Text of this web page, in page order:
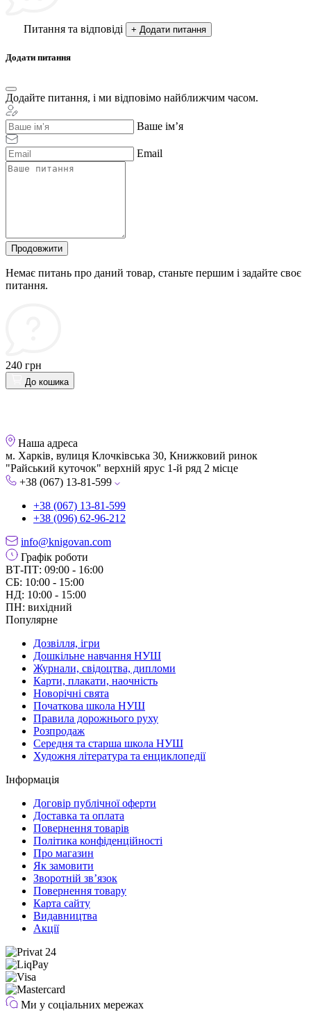
Питання та відповіді + Додати питання
Додати питання
Додайте питання, і ми відповімо найближчим часом.
Ваше ім’я
Email
Продовжити
Немає питань про даний товар, станьте першим і задайте своє
питання.
240 грн
До кошика
Наша адреса
м. Харків, вулиця Клочківська 30, Книжковий ринок
"Райський куточок" верхній ярус 1-й ряд 2 місце
+38 (067) 13-81-599
+38 (067) 13-81-599
+38 (096) 62-96-212
info@knigovan.com
Графік роботи
ВТ-ПТ: 09:00 - 16:00
СБ: 10:00 - 15:00
НД: 10:00 - 15:00
ПН: вихідний
Популярне
Дозвілля, ігри
Дошкільне навчання НУШ
Журнали, свідоцтва, дипломи
Карти, плакати, наочність
Новорічні свята
Початкова школа НУШ
Правила дорожнього руху
Розпродаж
Середня та старша школа НУШ
Художня література та енциклопедії
Інформація
Договір публічної оферти
Доставка та оплата
Повернення товарів
Політика конфіденційності
Про магазин
Як замовити
Зворотній зв’язок
Повернення товару
Карта сайту
Видавництва
Акції
Ми у соціальних мережах